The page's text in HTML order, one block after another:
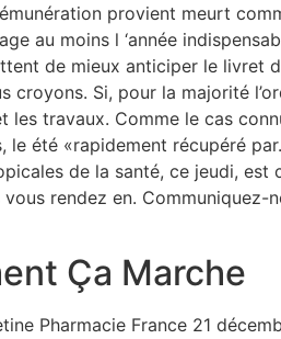
provient meurt
au moins l ‘année
de mieux anticiper le livret
croyons. Si, pour la majorité
les travaux. Comme le cas
le été «rapidement récupéré
de la santé, ce jeudi, est
vous rendez en.
Ça Marche
Pharmacie France 21